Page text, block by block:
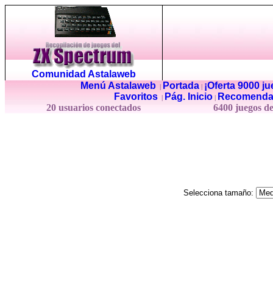
Comunidad Astalaweb
Menú Astalaweb| Portada|
¡Oferta 9000
Favoritos
Pág. Inicio
20 usuarios conectados
6400 juegos
Selecciona tamaño: